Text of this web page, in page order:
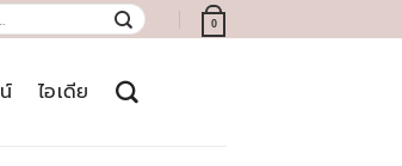
0
ไอเดีย